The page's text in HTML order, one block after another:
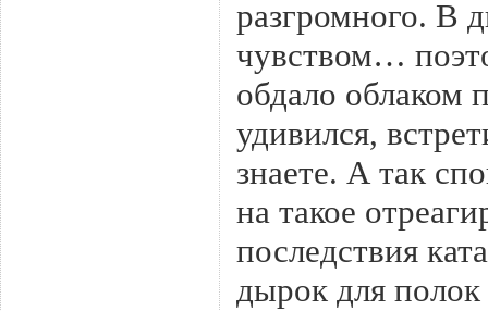
разгромного. В
чувством…
обдало облаком
удивился,
знаете. А так
на такое
последствия
дырок для